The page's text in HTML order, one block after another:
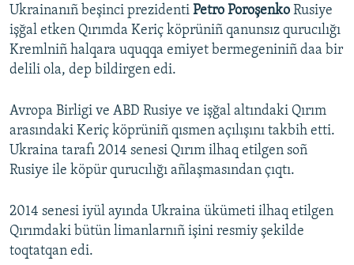
Ukrainanıñ beşinci prezidenti Petro Poroşenko Rusiye
işğal etken Qırımda Keriç köprüniñ qanunsız qurucılığı
Kremlniñ halqara uquqqa emiyet bermegeniniñ daa bir
delili ola, dep bildirgen edi.
Avropa Birligi ve ABD Rusiye ve işğal altındaki Qırım
arasındaki Keriç köprüniñ qısmen açılışını takbih etti.
Ukraina tarafı 2014 senesi Qırım ilhaq etilgen soñ
Rusiye ile köpür qurucılığı añlaşmasından çıqtı.
2014 senesi iyül ayında Ukraina ükümeti ilhaq etilgen
Qırımdaki bütün limanlarnıñ işini resmiy şekilde
toqtatqan edi.